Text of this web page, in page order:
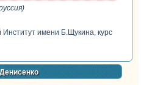
Институт имени Б.Щукина, курс